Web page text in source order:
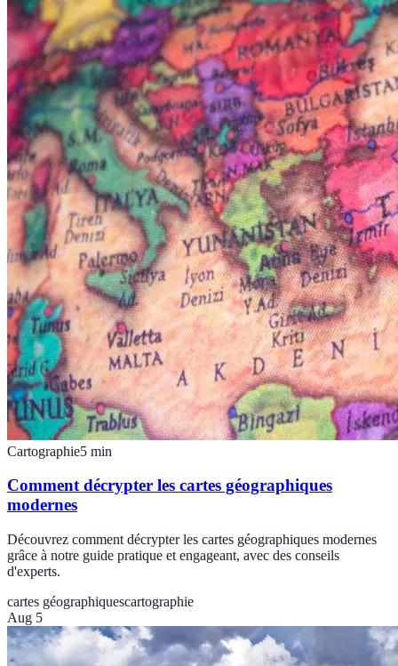
Cartographie5 min
Comment décrypter les cartes géographiques
modernes
Découvrez comment décrypter les cartes géographiques modernes
grâce à notre guide pratique et engageant, avec des conseils
d'experts.
cartes géographiquescartographie
Aug 5